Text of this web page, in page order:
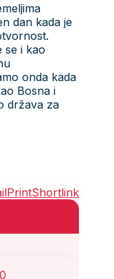
dan kada je
se i kao
onda kada
Bosna i
država za
PrintShortlink